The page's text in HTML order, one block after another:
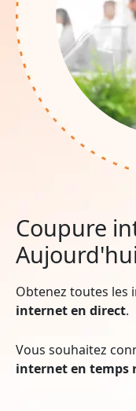
Coupure
Obtenez toutes
internet en direct.
Vous souhaitez
internet en temps